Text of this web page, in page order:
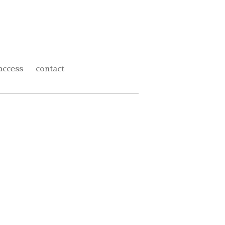
contact